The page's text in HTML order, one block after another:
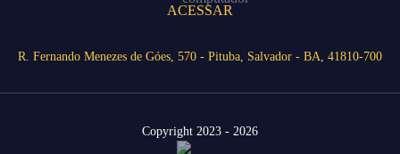
ACESSAR
R. Fernando Menezes de Góes, 570 - Pituba, Salvador - BA, 41810-700
Copyright 2023 - 2026